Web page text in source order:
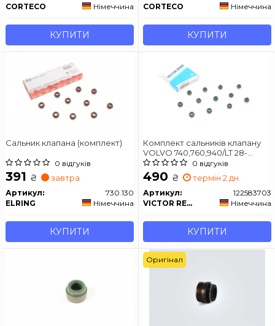
CORTECO
Німеччина
КУПИТИ
CORTECO
Німеччина
КУПИТИ
Сальник клапана (комплект)
0 відгуків
391 ₴ завтра
Артикул:
730.130
ELRING
Німеччина
КУПИТИ
Комплект сальників клапану
VOLVO 740,760,940/LT 28-
35,40-55 2,4D -960 відгуків
490 ₴ термін 2 дн.
Артикул:
122583703
VICTOR REINZ
Німеччина
КУПИТИ
Оригінал